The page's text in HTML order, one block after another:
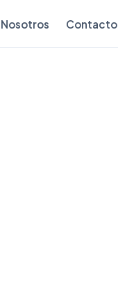
Nosotros Contacto